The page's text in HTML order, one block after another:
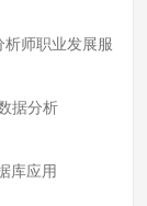
师职业发展服
据分析
库应用